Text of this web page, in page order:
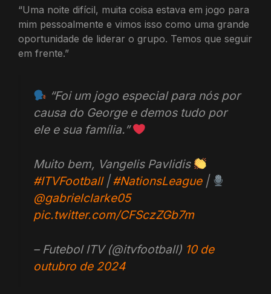
“Uma noite difícil, muita coisa estava em jogo para
mim pessoalmente e vimos isso como uma grande
oportunidade de liderar o grupo. Temos que seguir
em frente.”
“Foi um jogo especial para nós por
causa do George e demos tudo por
ele e sua família.”
Muito bem, Vangelis Pavlidis
#ITVFootball|#NationsLeague|
@gabrielclarke05
pic.twitter.com/CFSczZGb7m
– Futebol ITV (@itvfootball) 10 de
outubro de 2024